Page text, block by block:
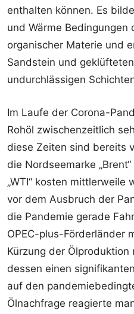
enthalten können. Es
und Wärme
organischer Materie und
Sandstein und
undurchlässigen
Im Laufe der Corona-
Rohöl zwischenzeitlich
diese Zeiten sind bereits
die Nordseemarke
„WTI“ kosten mittlerweile
vor dem Ausbruch der
die Pandemie gerade
OPEC-plus-Förderländer
Kürzung der Ölproduktion
dessen einen
auf den
Ölnachfrage reagierte